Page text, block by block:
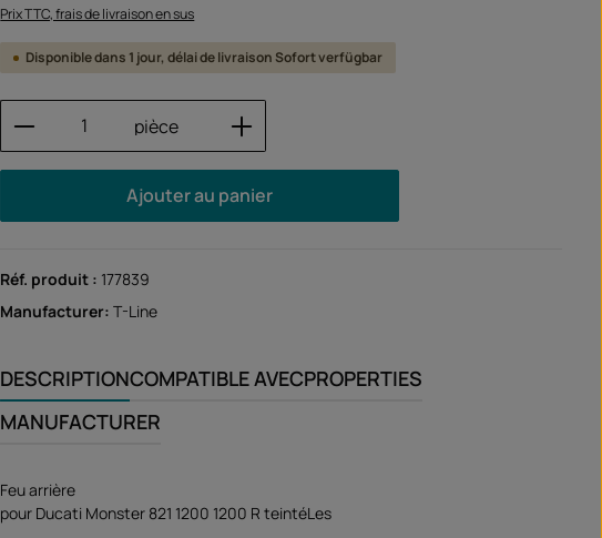
Prix TTC, frais de livraison en sus
Disponible dans 1 jour, délai de livraison Sofort verfügbar
Quantité de produit : Entrez la quantité
pièce
Ajouter au panier
Réf. produit : 177839
Manufacturer:T-Line
DESCRIPTIONCOMPATIBLE AVECPROPERTIES
MANUFACTURER
Feu arrière
pour Ducati Monster 821 1200 1200 R teintéLes